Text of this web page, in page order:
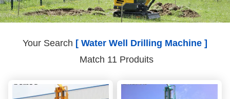
Your Search [ Water Well Drilling Machine ]
Match 11 Produits